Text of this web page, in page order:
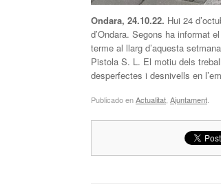
Ondara, 24.10.22. Hui 24
d’Ondara. Segons ha informat
terme al llarg d’aquesta
Pistola S. L. El motiu dels
desperfectes i desnivells en
Publicado enActualitat Ajuntament